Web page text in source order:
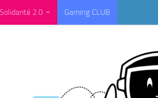
Solidarité 2.0 Gaming CLUB